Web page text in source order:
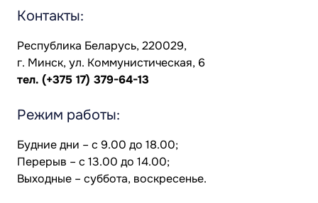
Контакты:
Республика Беларусь, 220029,
г. Минск, ул. Коммунистическая, 6
тел. (+375 17) 379-64-13
Режим работы:
Будние дни – с 9.00 до 18.00;
Перерыв – с 13.00 до 14.00;
Выходные – суббота, воскресенье.